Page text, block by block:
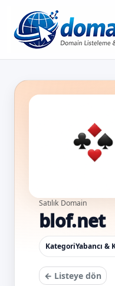
Satılık Domain
blof.net
KategoriYabancı &
← Listeye dön